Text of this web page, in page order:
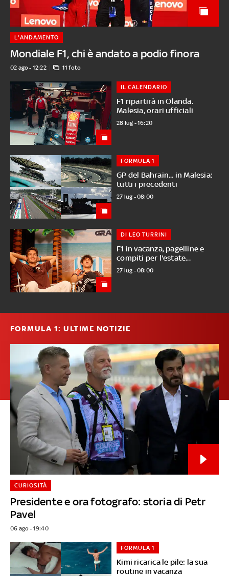
Mondiale F1, chi è andato a podio finora
L'ANDAMENTO
02 ago - 12:22 11 foto
F1 ripartirà in Olanda.
Malesia, orari ufficiali
IL CALENDARIO
28 lug - 16:20
GP del Bahrain... in Malesia:
tutti i precedenti
FORMULA 1
27 lug - 08:00
F1 in vacanza, pagelline e
compiti per l'estate...
DI LEO TURRINI
27 lug - 08:00
FORMULA 1: ULTIME NOTIZIE
Presidente e ora fotografo: storia di Petr
Pavel
CURIOSITÀ
06 ago - 19:40
Kimi ricarica le pile: la sua
routine in vacanza
FORMULA 1